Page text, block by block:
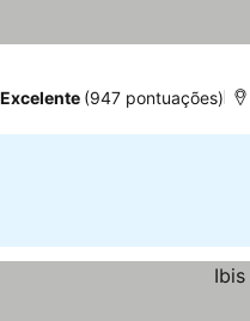
Excelente (947 pontuações)